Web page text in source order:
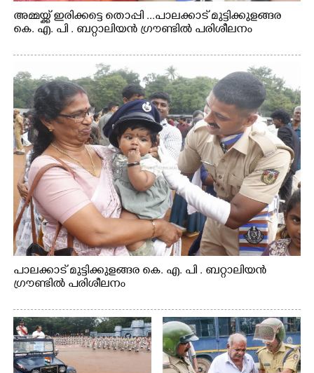
അമ്മയ്ക്ക് ഇരിക്കട്ടെ തൊപ്പി ...പാലക്കാട് മുട്ടിക്കുളങ്ങര
കെ. എ. പി . ബറ്റാലിയൻ ഗ്രൗണ്ടിൽ പരിശീലനം
പാലക്കാട് മുട്ടിക്കുളങ്ങര കെ. എ. പി . ബറ്റാലിയൻ
ഗ്രൗണ്ടിൽ പരിശീലനം